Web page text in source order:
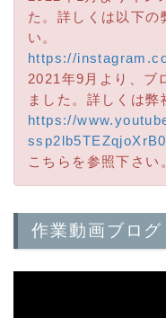
た。詳しくは以下の
い。
https://
2021年9月より、ブ
ました。詳しくは弊
https://
こちらを参照下さい
作業動画ブログ